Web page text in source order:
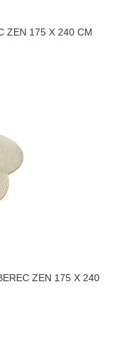
ZEN 175 X 240 CM
ZEN 175 X 240